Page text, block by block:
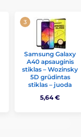
Samsung Galaxy
A40 apsauginis
stiklas – Wozinsky
5D grūdintas
stiklas – juoda
5,64 €